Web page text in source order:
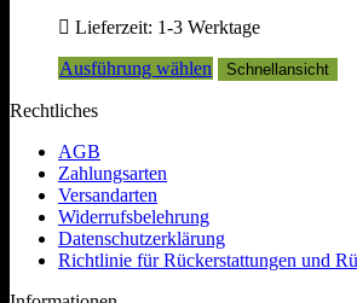
Lieferzeit: 1-3 Werktage
Ausführung wählen
Dieses
können
auf
Schnellansicht
Rechtliches
AGB
Zahlungsarten
Versandarten
Widerrufsbelehrung
Datenschutzerklärung
Richtlinie für Rückerstattungen und